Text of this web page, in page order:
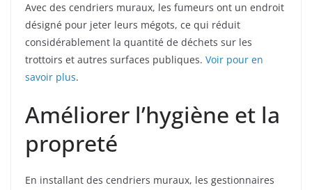
Avec des cendriers muraux, les fumeurs ont un endroit
désigné pour jeter leurs mégots, ce qui réduit
considérablement la quantité de déchets sur les
trottoirs et autres surfaces publiques. Voir pour en
savoir plus.
Améliorer l’hygiène et la
propreté
En installant des cendriers muraux, les gestionnaires